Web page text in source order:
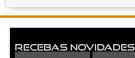
Recebas Novidades